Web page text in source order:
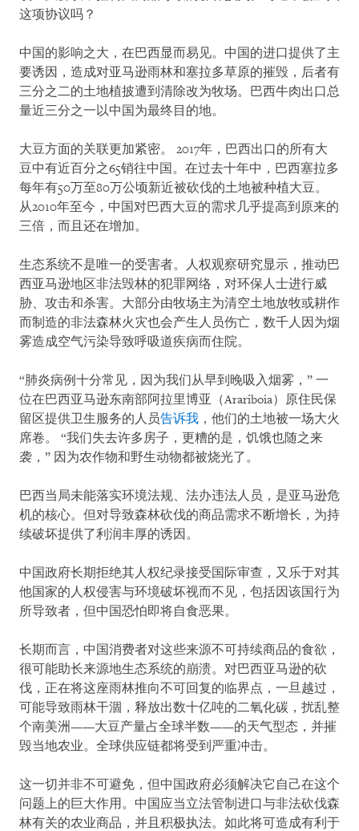
这项协议吗？
中国的影响之大，在巴西显而易见。中国的进口提供了主
要诱因，造成对亚马逊雨林和塞拉多草原的摧毁，后者有
三分之二的土地植披遭到清除改为牧场。巴西牛肉出口总
量近三分之一以中国为最终目的地。
大豆方面的关联更加紧密。 2017年，巴西出口的所有大
豆中有近百分之65销往中国。在过去十年中，巴西塞拉多
每年有50万至80万公顷新近被砍伐的土地被种植大豆。
从2010年至今，中国对巴西大豆的需求几乎提高到原来的
三倍，而且还在增加。
生态系统不是唯一的受害者。人权观察研究显示，推动巴
西亚马逊地区非法毁林的犯罪网络，对环保人士进行威
胁、攻击和杀害。大部分由牧场主为清空土地放牧或耕作
而制造的非法森林火灾也会产生人员伤亡，数千人因为烟
雾造成空气污染导致呼吸道疾病而住院。
“肺炎病例十分常见，因为我们从早到晚吸入烟雾，” 一
位在巴西亚马逊东南部阿拉里博亚（Arariboia）原住民保
留区提供卫生服务的人员告诉我 ，他们的土地被一场大火
席卷。 “我们失去许多房子，更糟的是，饥饿也随之来
袭，” 因为农作物和野生动物都被烧光了。
巴西当局未能落实环境法规、法办违法人员，是亚马逊危
机的核心。但对导致森林砍伐的商品需求不断增长，为持
续破坏提供了利润丰厚的诱因。
中国政府长期拒绝其人权纪录接受国际审查，又乐于对其
他国家的人权侵害与环境破坏视而不见，包括因该国行为
所导致者，但中国恐怕即将自食恶果。
长期而言，中国消费者对这些来源不可持续商品的食欲，
很可能助长来源地生态系统的崩溃。对巴西亚马逊的砍
伐，正在将这座雨林推向不可回复的临界点，一旦越过，
可能导致雨林干涸，释放出数十亿吨的二氧化碳，扰乱整
个南美洲——大豆产量占全球半数——的天气型态，并摧
毁当地农业。全球供应链都将受到严重冲击。
这一切并非不可避免，但中国政府必须解决它自己在这个
问题上的巨大作用。中国应当立法管制进口与非法砍伐森
林有关的农业商品，并且积极执法。如此将可造成有利于